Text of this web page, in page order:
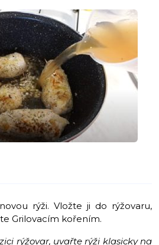
rýži. Vložte ji do rýžovaru,
Grilovacím kořením.
rýžovar, uvařte rýži klasicky na